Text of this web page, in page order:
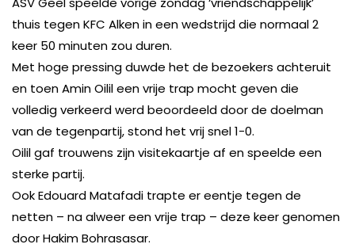
thuis tegen KFC Alken in een wedstrijd die normaal 2
keer 50 minuten zou duren.
Met hoge pressing duwde het de bezoekers achteruit
en toen Amin Oilil een vrije trap mocht geven die
volledig verkeerd werd beoordeeld door de doelman
van de tegenpartij, stond het vrij snel 1-0.
Oilil gaf trouwens zijn visitekaartje af en speelde een
sterke partij.
Ook Edouard Matafadi trapte er eentje tegen de
netten – na alweer een vrije trap – deze keer genomen
door Hakim Bohrasasar.